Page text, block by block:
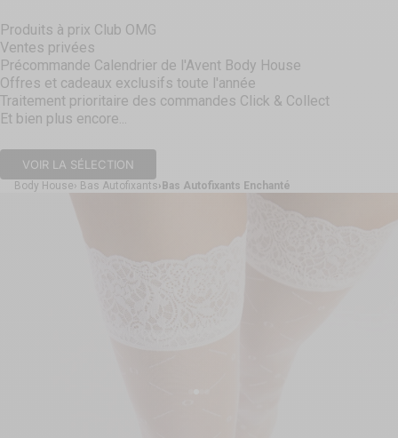
Produits à prix Club OMG
Ventes privées
Précommande Calendrier de l'Avent Body House
Offres et cadeaux exclusifs toute l'année
Traitement prioritaire des commandes Click & Collect
Et bien plus encore...
VOIR LA SÉLECTION
Body House Bas Autofixants Bas Autofixants Enchanté